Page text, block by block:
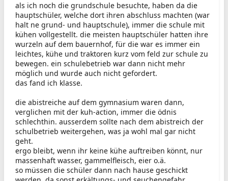
als ich noch die grundschule besuchte, haben da die
hauptschüler, welche dort ihren abschluss machten (war
halt ne grund- und hauptschule), immer die schule mit
kühen vollgestellt. die meisten hauptschüler hatten ihre
wurzeln auf dem bauernhof, für die war es immer ein
leichtes, kühe und traktoren kurz vom feld zur schule zu
bewegen. ein schulebetrieb war dann nicht mehr
möglich und wurde auch nicht gefordert.
das fand ich klasse.
die abistreiche auf dem gymnasium waren dann,
verglichen mit der kuh-action, immer die ödnis
schlechthin. ausserdem sollte nach dem abistreich der
schulbetrieb weitergehen, was ja wohl mal gar nicht
geht.
ergo bleibt, wenn ihr keine kühe auftreiben könnt, nur
massenhaft wasser, gammelfleisch, eier o.ä.
so müssen die schüler dann nach hause geschickt